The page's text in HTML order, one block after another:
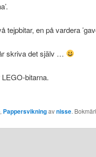
tejpbitar, en på vardera
skriva det själv …
bitarna.
, Pappersvikningavnisse.